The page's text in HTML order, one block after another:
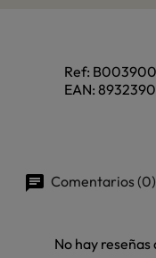
Ref: B003900
EAN:
Comentarios (0)
No hay